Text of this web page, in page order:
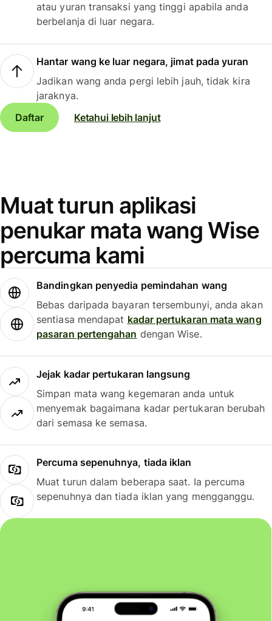
atau yuran transaksi yang tinggi apabila anda
berbelanja di luar negara.
Hantar wang ke luar negara, jimat pada yuran
Jadikan wang anda pergi lebih jauh, tidak kira
jaraknya.
Daftar
Ketahui lebih lanjut
Muat turun aplikasi
penukar mata wang Wise
percuma kami
Bandingkan penyedia pemindahan wang
Bebas daripada bayaran tersembunyi, anda akan
sentiasa mendapat kadar pertukaran mata wang
pasaran pertengahan dengan Wise.
Jejak kadar pertukaran langsung
Simpan mata wang kegemaran anda untuk
menyemak bagaimana kadar pertukaran berubah
dari semasa ke semasa.
Percuma sepenuhnya, tiada iklan
Muat turun dalam beberapa saat. Ia percuma
sepenuhnya dan tiada iklan yang mengganggu.